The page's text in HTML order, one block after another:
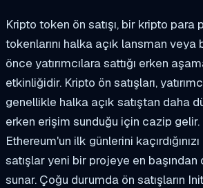
Kripto token ön satışı, bir kripto para
tokenlarını halka açık lansman
önce yatırımcılara sattığı erken
etkinliğidir. Kripto ön satışları,
genellikle halka açık satıştan daha
erken erişim sunduğu için cazip
Ethereum'un ilk günlerini
satışlar yeni bir projeye en başından
sunar. Çoğu durumda ön satışların